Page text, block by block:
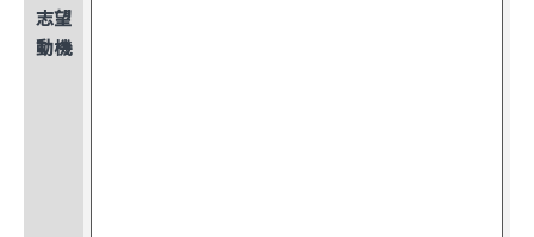
志望
動機